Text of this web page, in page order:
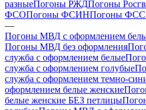
разныеПогоны РЖДПогоны
ФСОПогоны ФСИНПогоны
—
Погоны МВД с оформлением
Погоны МВД без оформления
служба с оформлением белые
служба с оформлением голубые
служба с оформлением темно-
оформлением белые женские
белые женские БЕЗ петлицы